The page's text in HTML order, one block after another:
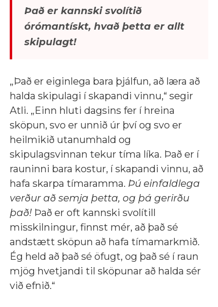
Það er kannski svolítið
órómantískt, hvað þetta er allt
skipulagt!
„Það er eiginlega bara þjálfun, að læra að
halda skipulagi í skapandi vinnu,“ segir
Atli. „Einn hluti dagsins fer í hreina
sköpun, svo er unnið úr því og svo er
heilmikið utanumhald og
skipulagsvinnan tekur tíma líka. Það er í
rauninni bara kostur, í skapandi vinnu, að
hafa skarpa tímaramma. Þú einfaldlega
verður að semja þetta, og þá gerirðu
það! Það er oft kannski svolítill
misskilningur, finnst mér, að það sé
andstætt sköpun að hafa tímamarkmið.
Ég held að það sé öfugt, og það sé í raun
mjög hvetjandi til sköpunar að halda sér
við efnið.“